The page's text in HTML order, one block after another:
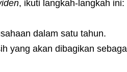
, ikuti langkah-langkah ini:
dalam satu tahun.
yang akan dibagikan